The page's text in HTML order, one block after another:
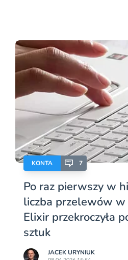
KONTA 7
Po raz pierwszy w
liczba przelewów
Elixir przekroczyła
sztuk
JACEK URYNIUK